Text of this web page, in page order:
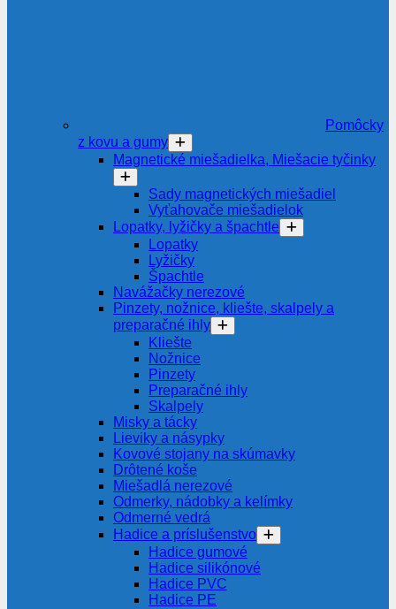
Pomôcky
z kovu a gumy
Magnetické miešadielka, Miešacie tyčinky
Sady magnetických miešadiel
Vyťahovače miešadielok
Lopatky, lyžičky a špachtle
Lopatky
Lyžičky
Špachtle
Navážačky nerezové
Pinzety, nožnice, kliešte, skalpely a
preparačné ihly
Kliešte
Nožnice
Pinzety
Preparačné ihly
Skalpely
Misky a tácky
Lieviky a násypky
Kovové stojany na skúmavky
Drôtené koše
Miešadlá nerezové
Odmerky, nádobky a kelímky
Odmerné vedrá
Hadice a príslušenstvo
Hadice gumové
Hadice silikónové
Hadice PVC
Hadice PE